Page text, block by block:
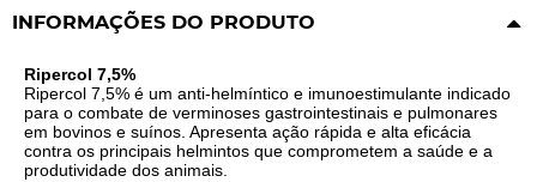
INFORMAÇÕES DO PRODUTO
Ripercol 7,5%
Ripercol 7,5% é um anti-helmíntico e imunoestimulante indicado
para o combate de verminoses gastrointestinais e pulmonares
em bovinos e suínos. Apresenta ação rápida e alta eficácia
contra os principais helmintos que comprometem a saúde e a
produtividade dos animais.